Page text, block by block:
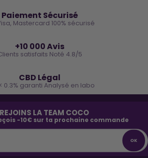
Paiement Sécurisé
Mastercard 100% sécurisé
+10 000 Avis
satisfaits Noté 4.8/5
CBD Légal
0.3% garanti Analysé en labo
LA TEAM COCO
-10€ sur ta prochaine commande